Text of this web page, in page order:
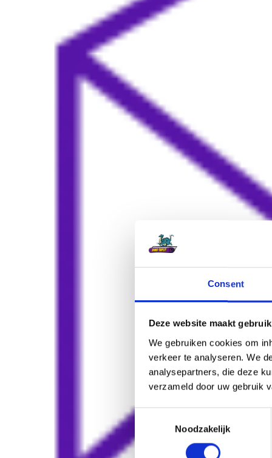
Consent
Deze website maakt
We gebruiken cookies om
verkeer te analyseren. We
analysepartners, die deze
verzameld door uw gebruik
C
n
Noodzakelijk